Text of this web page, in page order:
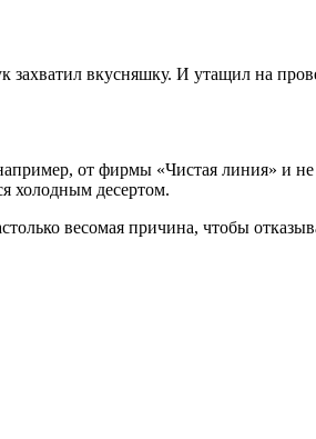
захватил вкусняшку. И утащил на
от фирмы «Чистая линия» и
холодным десертом.
весомая причина, чтобы